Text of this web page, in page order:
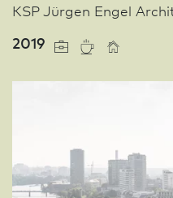
KSP Jürgen Engel
2019